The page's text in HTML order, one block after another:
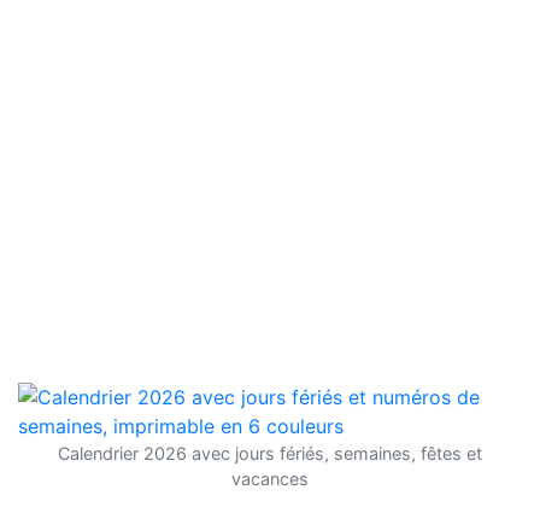
Calendrier 2026 avec jours fériés, semaines, fêtes et
vacances